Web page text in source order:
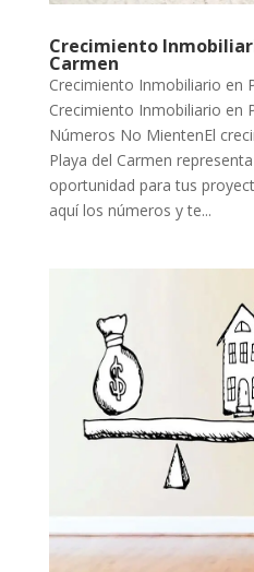
Crecimiento
Carmen
Crecimiento Inmobiliario en
Crecimiento Inmobiliario en
Números No MientenEl
Playa del Carmen
oportunidad para tus
aquí los números y te...